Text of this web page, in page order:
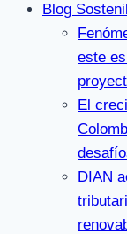
Blog
este
El
DIAN